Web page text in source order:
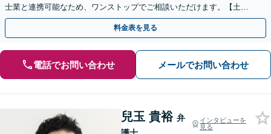
士業と連携可能なため、ワンストップでご相談いただけます。【土日
夜間対応】
料金表を見る
電話でお問い合わせ メールでお問い合わせ
兒玉 貴裕 弁
インタビューを
見る